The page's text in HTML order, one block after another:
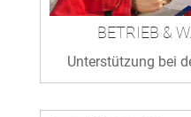
BETRIEB &
Unterstützung bei